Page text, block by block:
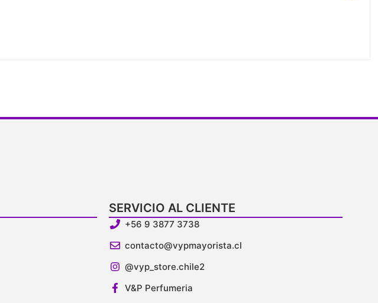
SERVICIO AL CLIENTE
+56 9 3877 3738
contacto@vypmayorista.cl
@vyp_store.chile2
V&P Perfumeria